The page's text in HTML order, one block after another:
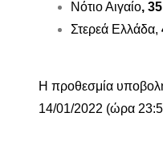
Νότιο Αιγαίο,
Στερεά Ελλάδα,
Η προθεσμία
14/01/2022 (ώρα